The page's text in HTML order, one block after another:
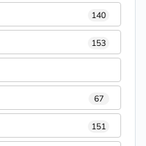
140
153
67
151